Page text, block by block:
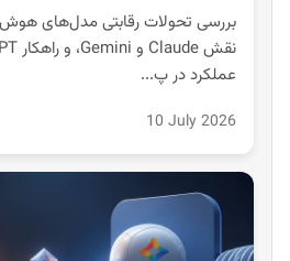
عملکرد در پ...
10 July 2026